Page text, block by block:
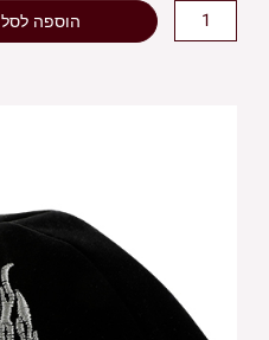
כמות
של
הוספה לסל